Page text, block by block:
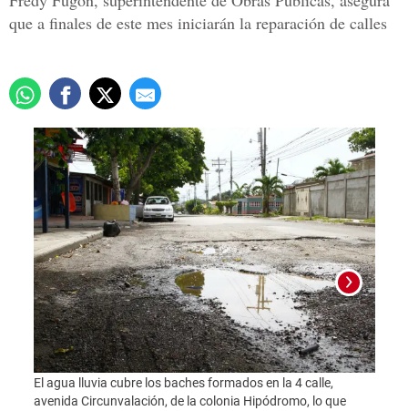
que a finales de este mes iniciarán la reparación de calles
El agua lluvia cubre los baches formados en la 4 calle,
avenida Circunvalación, de la colonia Hipódromo, lo que